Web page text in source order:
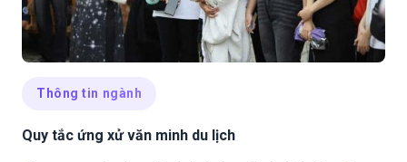
Thông tin ngành
Quy tắc ứng xử văn minh du lịch